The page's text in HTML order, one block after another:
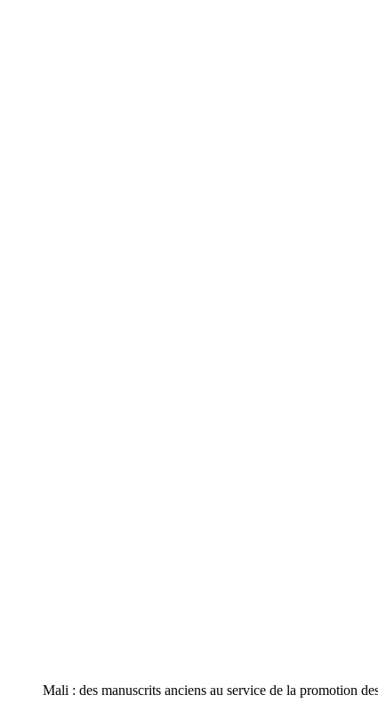
Mali : des manuscrits anciens au service de la promotion